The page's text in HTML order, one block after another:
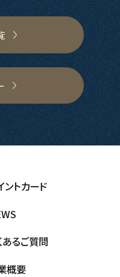
ントカード
あるご質問
概要